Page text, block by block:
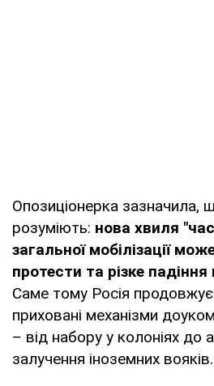
Опозиціонерка зазначила,
розуміють: нова хвиля
загальної мобілізації
протести та різке
Саме тому Росія
приховані механізми
– від набору у колоніях до
залучення іноземних вояків.